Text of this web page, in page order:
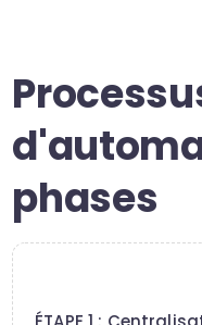
phases